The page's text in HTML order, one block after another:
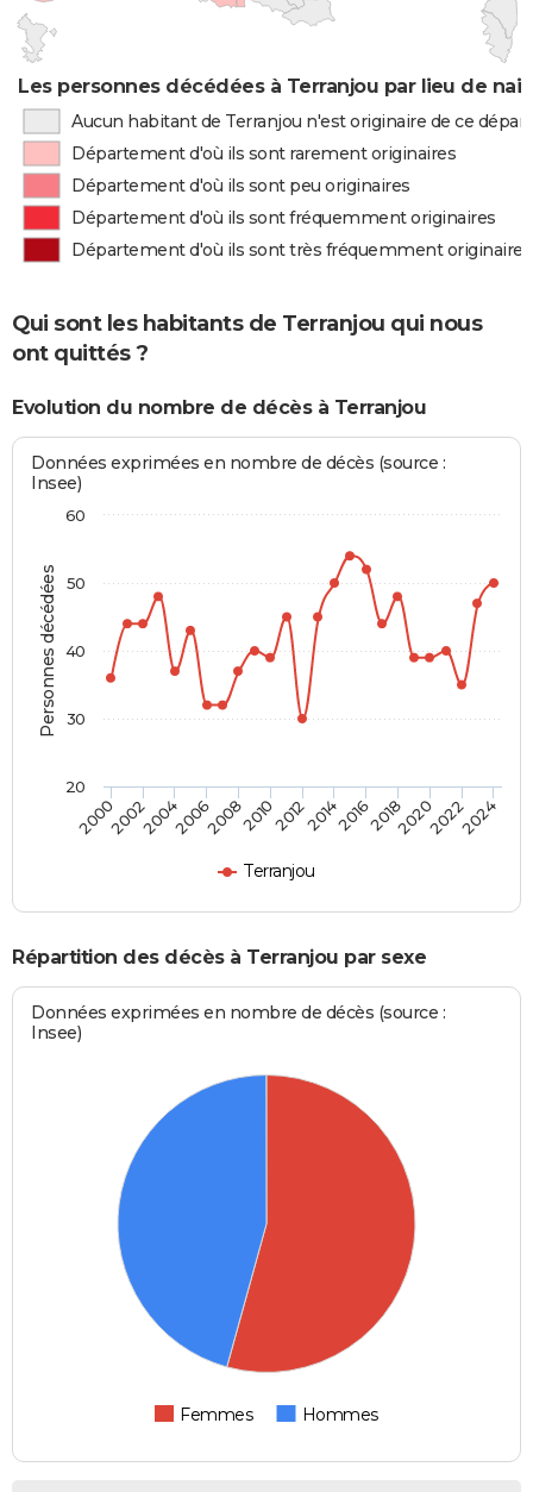
Les personnes décédées à Terranjou par lieu de
Aucun habitant de Terranjou n'est originaire de ce
Département d'où ils sont rarement originaires
Département d'où ils sont peu originaires
Département d'où ils sont fréquemment originaires
Département d'où ils sont très fréquemment originaires
Qui sont les habitants de Terranjou qui nous
ont quittés ?
Evolution du nombre de décès à Terranjou
Personnes décédées
Données exprimées en nombre de décès (source :
Insee)
Terranjou
2000200220042006200820102012201420162018202020222024
20
30
40
50
60
Répartition des décès à Terranjou par sexe
Données exprimées en nombre de décès (source :
Insee)
Femmes Hommes